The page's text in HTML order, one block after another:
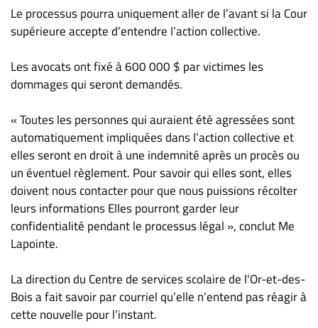
Le processus pourra uniquement aller de l’avant si la Cour
supérieure accepte d’entendre l’action collective.
Les avocats ont fixé à 600 000 $ par victimes les
dommages qui seront demandés.
« Toutes les personnes qui auraient été agressées sont
automatiquement impliquées dans l’action collective et
elles seront en droit à une indemnité après un procès ou
un éventuel règlement. Pour savoir qui elles sont, elles
doivent nous contacter pour que nous puissions récolter
leurs informations Elles pourront garder leur
confidentialité pendant le processus légal », conclut Me
Lapointe.
La direction du Centre de services scolaire de l'Or-et-des-
Bois a fait savoir par courriel qu’elle n’entend pas réagir à
cette nouvelle pour l’instant.